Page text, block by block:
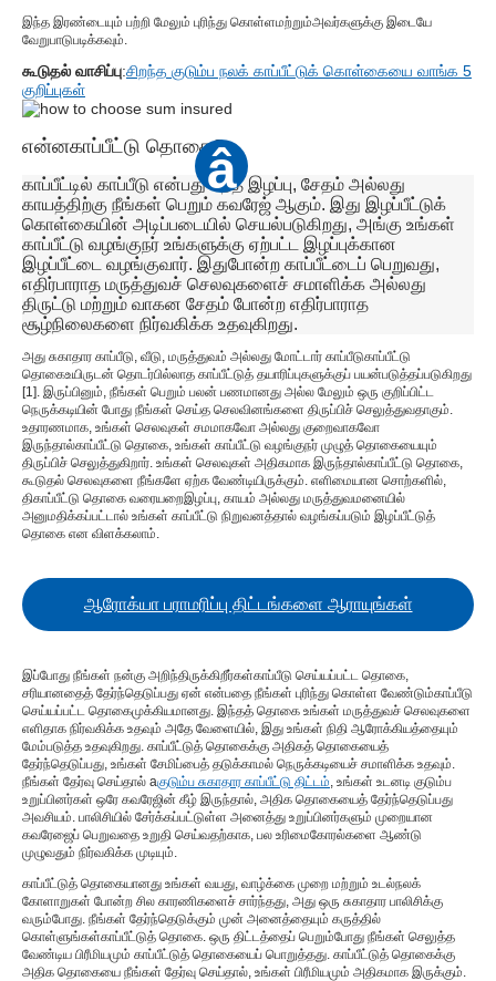
இந்த இரண்டையும் பற்றி மேலும் புரிந்து கொள்ளமற்றும்அவர்களுக்கு இடையே
வேறுபாடுபடிக்கவும்.
கூடுதல் வாசிப்பு:சிறந்த குடும்ப நலக் காப்பீட்டுக் கொள்கையை வாங்க 5
குறிப்புகள்
என்னகாப்பீட்டு தொகை?
â
காப்பீட்டில் காப்பீடு என்பது எந்த இழப்பு, சேதம் அல்லது
காயத்திற்கு நீங்கள் பெறும் கவரேஜ் ஆகும். இது இழப்பீட்டுக்
கொள்கையின் அடிப்படையில் செயல்படுகிறது, அங்கு உங்கள்
காப்பீட்டு வழங்குநர் உங்களுக்கு ஏற்பட்ட இழப்புக்கான
இழப்பீட்டை வழங்குவார். இதுபோன்ற காப்பீட்டைப் பெறுவது,
எதிர்பாராத மருத்துவச் செலவுகளைச் சமாளிக்க அல்லது
திருட்டு மற்றும் வாகன சேதம் போன்ற எதிர்பாராத
சூழ்நிலைகளை நிர்வகிக்க உதவுகிறது.
அது சுகாதார காப்பீடு, வீடு, மருத்துவம் அல்லது மோட்டார் காப்பீடுகாப்பீட்டு
தொகைஉயிருடன் தொடர்பில்லாத காப்பீட்டுத் தயாரிப்புகளுக்குப் பயன்படுத்தப்படுகிறது
[1]. இருப்பினும், நீங்கள் பெறும் பலன் பணமானது அல்ல மேலும் ஒரு குறிப்பிட்ட
நெருக்கடியின் போது நீங்கள் செய்த செலவினங்களை திருப்பிச் செலுத்துவதாகும்.
உதாரணமாக, உங்கள் செலவுகள் சமமாகவோ அல்லது குறைவாகவோ
இருந்தால்காப்பீட்டு தொகை, உங்கள் காப்பீட்டு வழங்குநர் முழுத் தொகையையும்
திருப்பிச் செலுத்துகிறார். உங்கள் செலவுகள் அதிகமாக இருந்தால்காப்பீட்டு தொகை,
கூடுதல் செலவுகளை நீங்களே ஏற்க வேண்டியிருக்கும். எளிமையான சொற்களில்,
திகாப்பீட்டு தொகை வரையறைஇழப்பு, காயம் அல்லது மருத்துவமனையில்
அனுமதிக்கப்பட்டால் உங்கள் காப்பீட்டு நிறுவனத்தால் வழங்கப்படும் இழப்பீட்டுத்
தொகை என விளக்கலாம்.
ஆரோக்யா பராமரிப்பு திட்டங்களை ஆராயுங்கள்
இப்போது நீங்கள் நன்கு அறிந்திருக்கிறீர்கள்காப்பீடு செய்யப்பட்ட தொகை,
சரியானதைத் தேர்ந்தெடுப்பது ஏன் என்பதை நீங்கள் புரிந்து கொள்ள வேண்டும்காப்பீடு
செய்யப்பட்ட தொகைமுக்கியமானது. இந்தத் தொகை உங்கள் மருத்துவச் செலவுகளை
எளிதாக நிர்வகிக்க உதவும் அதே வேளையில், இது உங்கள் நிதி ஆரோக்கியத்தையும்
மேம்படுத்த உதவுகிறது. காப்பீட்டுத் தொகைக்கு அதிகத் தொகையைத்
தேர்ந்தெடுப்பது, உங்கள் சேமிப்பைத் தடுக்காமல் நெருக்கடியைச் சமாளிக்க உதவும்.
நீங்கள் தேர்வு செய்தால் aகுடும்ப சுகாதார காப்பீட்டு திட்டம், உங்கள் உடனடி குடும்ப
உறுப்பினர்கள் ஒரே கவரேஜின் கீழ் இருந்தால், அதிக தொகையைத் தேர்ந்தெடுப்பது
அவசியம். பாலிசியில் சேர்க்கப்பட்டுள்ள அனைத்து உறுப்பினர்களும் முறையான
கவரேஜைப் பெறுவதை உறுதி செய்வதற்காக, பல உரிமைகோரல்களை ஆண்டு
முழுவதும் நிர்வகிக்க முடியும்.
காப்பீட்டுத் தொகையானது உங்கள் வயது, வாழ்க்கை முறை மற்றும் உடல்நலக்
கோளாறுகள் போன்ற சில காரணிகளைச் சார்ந்தது, அது ஒரு சுகாதார பாலிசிக்கு
வரும்போது. நீங்கள் தேர்ந்தெடுக்கும் முன் அனைத்தையும் கருத்தில்
கொள்ளுங்கள்காப்பீட்டுத் தொகை. ஒரு திட்டத்தைப் பெறும்போது நீங்கள் செலுத்த
வேண்டிய பிரீமியமும் காப்பீட்டுத் தொகையைப் பொறுத்தது. காப்பீட்டுத் தொகைக்கு
அதிக தொகையை நீங்கள் தேர்வு செய்தால், உங்கள் பிரீமியமும் அதிகமாக இருக்கும்.